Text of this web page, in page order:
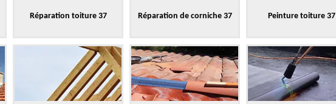
Réparation toiture 37 Réparation de corniche 37 Peinture toiture 37